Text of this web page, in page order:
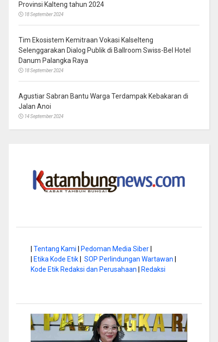
Provinsi Kalteng tahun 2024
18 September 2024
Tim Ekosistem Kemitraan Vokasi Kalselteng
Selenggarakan Dialog Publik di Ballroom Swiss-Bel Hotel
Danum Palangka Raya
18 September 2024
Agustiar Sabran Bantu Warga Terdampak Kebakaran di
Jalan Anoi
14 September 2024
Tentang Kami Pedoman Media Siber|
Etika Kode Etik| SOP Perlindungan Wartawan
Kode Etik Redaksi dan Perusahaan
Redaksi